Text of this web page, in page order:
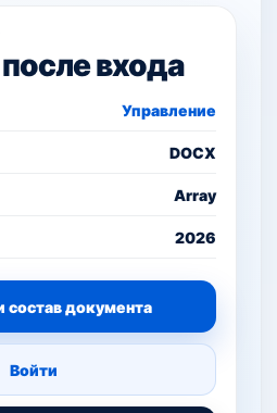
входа
Управление
DOCX
Array
2026
состав документа
Войти